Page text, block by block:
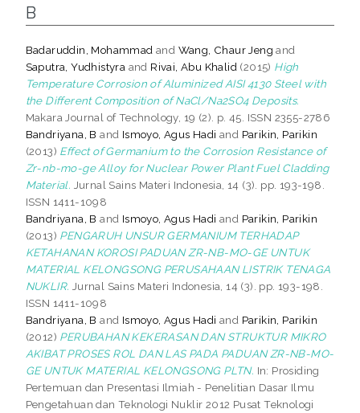
B
Badaruddin, Mohammad and Wang, Chaur Jeng and
Saputra, Yudhistyra and Rivai, Abu Khalid (2015) High
Temperature Corrosion of Aluminized AISI 4130 Steel with
the Different Composition of NaCl/Na2SO4 Deposits.
Makara Journal of Technology, 19 (2). p. 45. ISSN 2355-2786
Bandriyana, B and Ismoyo, Agus Hadi and Parikin, Parikin
(2013) Effect of Germanium to the Corrosion Resistance of
Zr-nb-mo-ge Alloy for Nuclear Power Plant Fuel Cladding
Material. Jurnal Sains Materi Indonesia, 14 (3). pp. 193-198.
ISSN 1411-1098
Bandriyana, B and Ismoyo, Agus Hadi and Parikin, Parikin
(2013) PENGARUH UNSUR GERMANIUM TERHADAP
KETAHANAN KOROSI PADUAN ZR-NB-MO-GE UNTUK
MATERIAL KELONGSONG PERUSAHAAN LISTRIK TENAGA
NUKLIR. Jurnal Sains Materi Indonesia, 14 (3). pp. 193-198.
ISSN 1411-1098
Bandriyana, B and Ismoyo, Agus Hadi and Parikin, Parikin
(2012) PERUBAHAN KEKERASAN DAN STRUKTUR MIKRO
AKIBAT PROSES ROL DAN LAS PADA PADUAN ZR-NB-MO-
GE UNTUK MATERIAL KELONGSONG PLTN. In: Prosiding
Pertemuan dan Presentasi Ilmiah - Penelitian Dasar Ilmu
Pengetahuan dan Teknologi Nuklir 2012 Pusat Teknologi